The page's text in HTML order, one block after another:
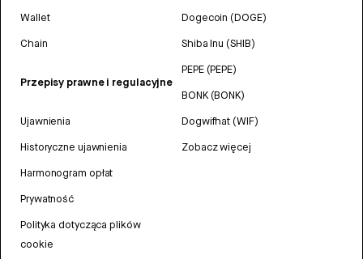
Wallet
Chain
Przepisy prawne i regulacyjne
Ujawnienia
Historyczne ujawnienia
Harmonogram opłat
Prywatność
Polityka dotycząca plików
cookie
Dogecoin (DOGE)
Shiba Inu (SHIB)
PEPE (PEPE)
BONK (BONK)
Dogwifhat (WIF)
Zobacz więcej